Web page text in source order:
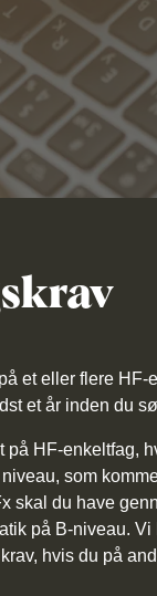
et eller flere
et år inden du
på HF-enkeltfag,
som
skal du have
på B-niveau.
hvis du på